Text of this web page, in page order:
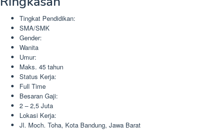
Tingkat Pendidikan:
SMA/SMK
Gender:
Wanita
Umur:
Maks. 45 tahun
Status Kerja:
Full Time
Besaran Gaji:
2 – 2,5 Juta
Lokasi Kerja:
Jl. Moch. Toha, Kota Bandung, Jawa Barat